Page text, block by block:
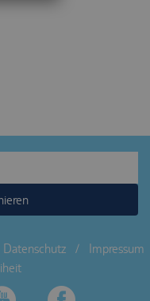
Datenschutz /
Impressum